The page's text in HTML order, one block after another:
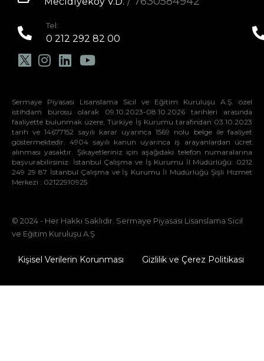
Tel:
0 212 292 82 00
Sermaye Piyasası Lisanslama Sicil ve Eğitim Kuruluşu A.Ş. özel
istihdam bürosu olarak 09.10.2023-08.10.2026 tarihleri arasında
faaliyette bulunmak üzere, Türkiye İş Kurumu tarafından 03.10.2023
tarih ve 14677152 sayılı karar uyarınca 1569 nolu belge ile faaliyet
göstermektedir. 4904 sayılı kanun uyarınca iş arayanlardan ücret
alınması yasaktır. Şikayetleriniz için aşağıdaki telefon numaralarına
başvurabilirsiniz. İstanbul Çalışma ve İş Kurumu İl Müdürlüğü: 0212
249 29 87 İstanbul Çalışma ve İş Kurumu İl Müdürlüğü Şişli Hizmet
Merkezi : 02122910925
© 2024 - Her Hakkı Saklıdır. Sermaye Piyasası Lisanslama Sicil
ve Eğitim Kuruluşu A.Ş
Kişisel Verilerin Korunması Gizlilik ve Çerez Politikası